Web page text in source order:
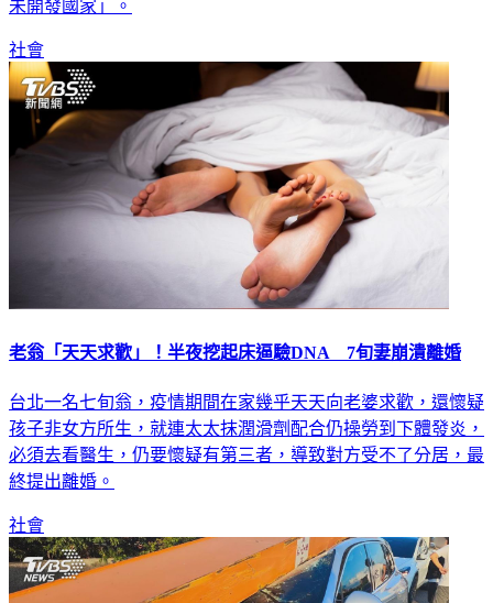
未開發國家」。
社會
老翁「天天求歡」！半夜挖起床逼驗DNA 7旬妻崩潰離婚
台北一名七旬翁，疫情期間在家幾乎天天向老婆求歡，還懷疑
孩子非女方所生，就連太太抹潤滑劑配合仍操勞到下體發炎，
必須去看醫生，仍要懷疑有第三者，導致對方受不了分居，最
終提出離婚。
社會